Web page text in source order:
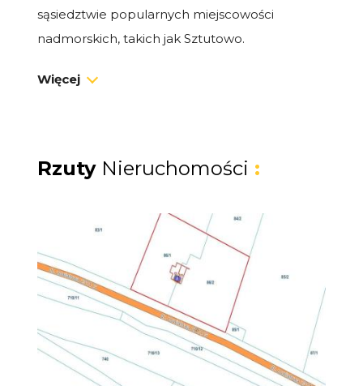
sąsiedztwie popularnych miejscowości
nadmorskich, takich jak Sztutowo.
zarówno dla inwestorów szukających terenu z
**Lokalizacja - Bliskość morza i atrakcji
Działka znajduje się w doskonałej lokalizacji,
zaledwie 3,5 km od piaszczystej plaży, co czyni
ją idealnym miejscem na rekreację i
wypoczynek nad morzem. W odległości 2,8
km znajduje się ujście Wisły Królewieckiej do
Zalewu Wiślanego, a 2,5 km od działki
Więcej
Rzuty Nieruchomości :